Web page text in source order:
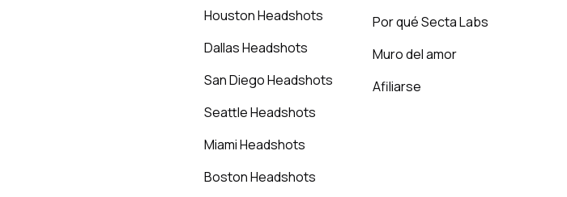
Houston Headshots
Dallas Headshots
San Diego Headshots
Seattle Headshots
Miami Headshots
Boston Headshots
Por qué Secta Labs
Muro del amor
Afiliarse